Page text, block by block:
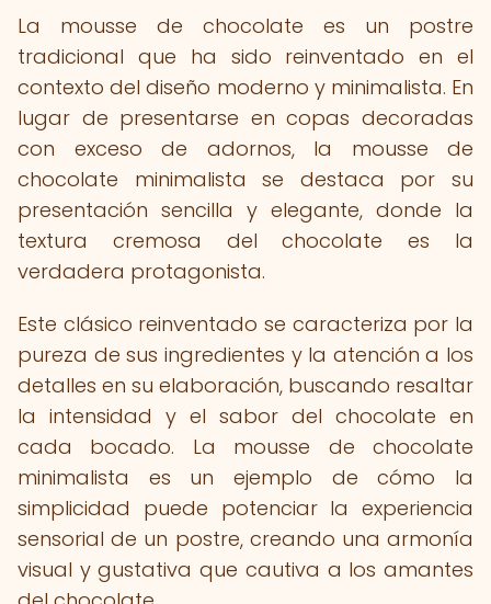
La mousse de chocolate es un postre
tradicional que ha sido reinventado en el
contexto del diseño moderno y minimalista. En
lugar de presentarse en copas decoradas
con exceso de adornos, la mousse de
chocolate minimalista se destaca por su
presentación sencilla y elegante, donde la
textura cremosa del chocolate es la
verdadera protagonista.
Este clásico reinventado se caracteriza por la
pureza de sus ingredientes y la atención a los
detalles en su elaboración, buscando resaltar
la intensidad y el sabor del chocolate en
cada bocado. La mousse de chocolate
minimalista es un ejemplo de cómo la
simplicidad puede potenciar la experiencia
sensorial de un postre, creando una armonía
visual y gustativa que cautiva a los amantes